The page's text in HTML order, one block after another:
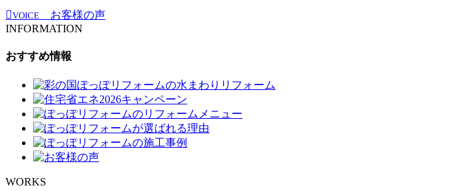
VOICE
お客様の声
INFORMATION
おすすめ情報
WORKS